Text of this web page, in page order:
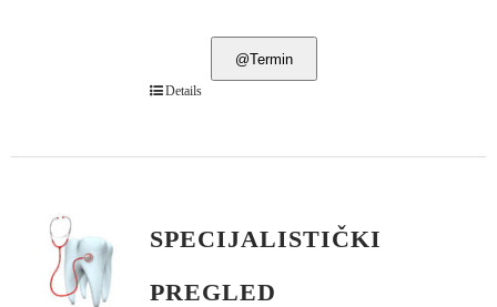
@Termin
Details
SPECIJALISTIČKI
PREGLED